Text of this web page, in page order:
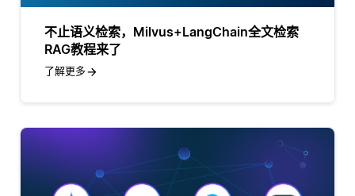
不止语义检索，Milvus+LangChain全文检索
RAG教程来了
了解更多